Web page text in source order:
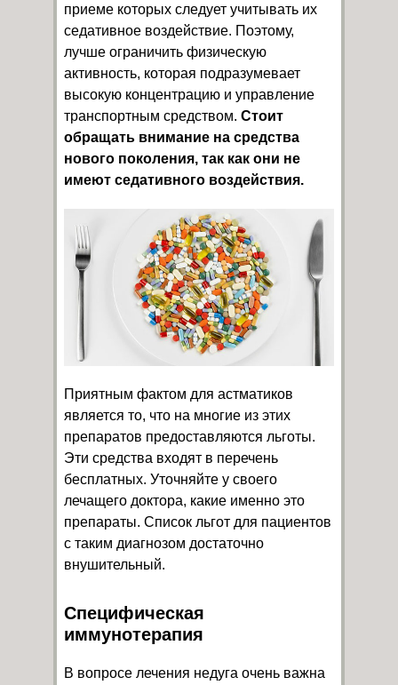
приеме которых следует учитывать их
седативное воздействие. Поэтому,
лучше ограничить физическую
активность, которая подразумевает
высокую концентрацию и управление
транспортным средством. Стоит
обращать внимание на средства
нового поколения, так как они не
имеют седативного воздействия.
Приятным фактом для астматиков
является то, что на многие из этих
препаратов предоставляются льготы.
Эти средства входят в перечень
бесплатных. Уточняйте у своего
лечащего доктора, какие именно это
препараты. Список льгот для пациентов
с таким диагнозом достаточно
внушительный.
Специфическая
иммунотерапия
В вопросе лечения недуга очень важна